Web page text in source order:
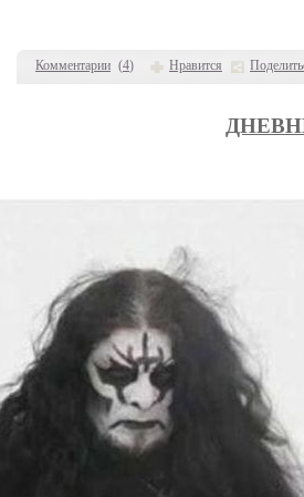
Комментарии (4) Нравится